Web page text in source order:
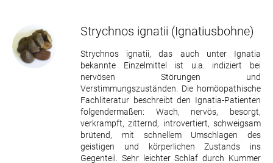
Strychnos ignatii (Ignatiusbohne)
Strychnos ignatii, das auch unter Ignatia
bekannte Einzelmittel ist u.a. indiziert bei
nervösen Störungen und
Verstimmungszuständen. Die homöopathische
Fachliteratur beschreibt den Ignatia-Patienten
folgendermaßen: Wach, nervös, besorgt,
verkrampft, zitternd, introvertiert, schweigsam
brütend, mit schnellem Umschlagen des
geistigen und körperlichen Zustands ins
Gegenteil. Sehr leichter Schlaf durch Kummer